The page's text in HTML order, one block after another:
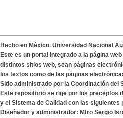
Hecho en México. Universidad Nacional
Este es un portal integrado a la página
distintos sitios web, sean páginas
los textos como de las páginas
Sitio administrado por la Coordinación del
Este repositorio se rige por los preceptos
y el Sistema de Calidad con las siguientes
Diseñador y administrador: Mtro Sergio